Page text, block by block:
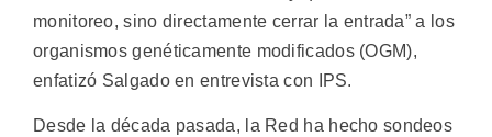
monitoreo, sino directamente cerrar la entrada” a los
organismos genéticamente modificados (OGM),
enfatizó Salgado en entrevista con IPS.
Desde la década pasada, la Red ha hecho sondeos